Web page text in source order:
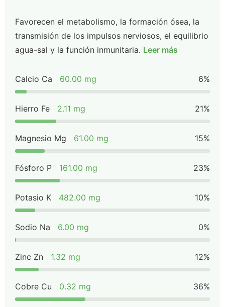
Favorecen el metabolismo, la formación ósea, la
transmisión de los impulsos nerviosos, el equilibrio
agua-sal y la función inmunitaria. Leer más
Calcio Ca 60.00 mg 6%
Hierro Fe 2.11 mg 21%
Magnesio Mg 61.00 mg 15%
Fósforo P 161.00 mg 23%
Potasio K 482.00 mg 10%
Sodio Na 6.00 mg 0%
Zinc Zn 1.32 mg 12%
Cobre Cu 0.32 mg 36%